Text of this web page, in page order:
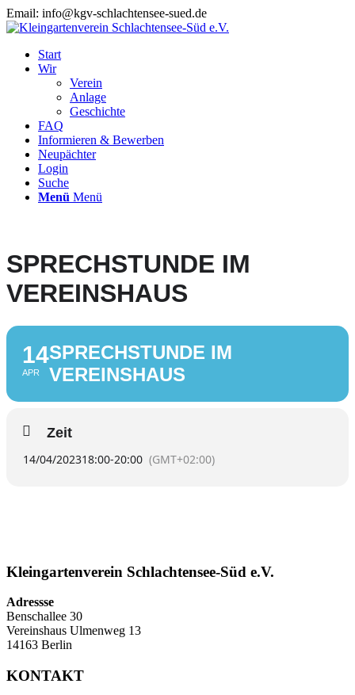
Email: info@kgv-schlachtensee-sued.de
Start
Wir
Verein
Anlage
Geschichte
FAQ
Informieren & Bewerben
Neupächter
Login
Suche
Menü Menü
SPRECHSTUNDE IM
VEREINSHAUS
14
APR
SPRECHSTUNDE IM
VEREINSHAUS
Zeit
14/04/202318:00-20:00 (GMT+02:00)
Kleingartenverein Schlachtensee-Süd e.V.
Adressse
Benschallee 30
Vereinshaus Ulmenweg 13
14163 Berlin
KONTAKT